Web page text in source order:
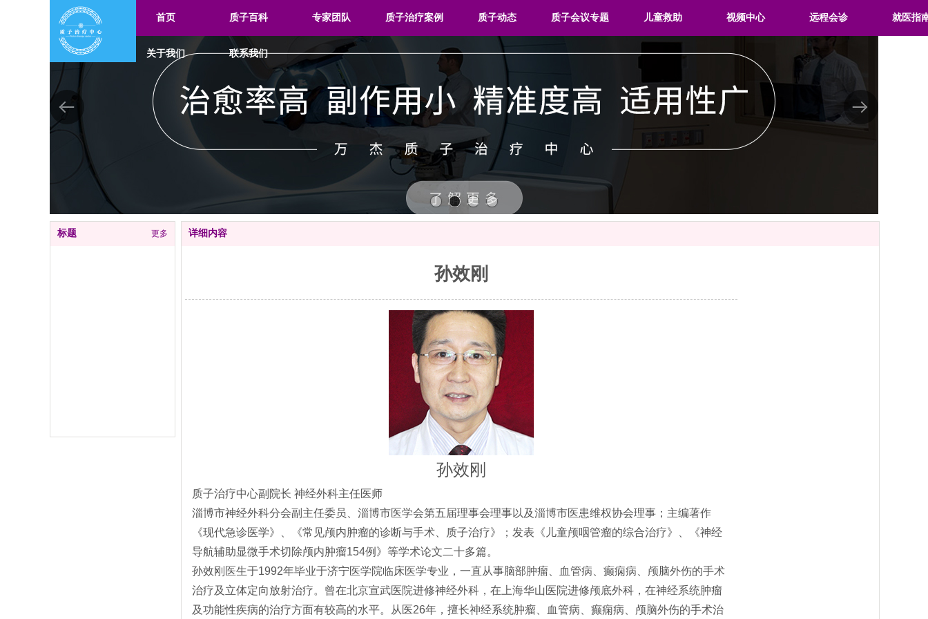
首页 质子百科 专家团队 质子治疗案例 质子动态 质子会议专题 儿童救助 视频中心 远程会诊 就医指
关于我们 联系我们
标题 更多 详细内容
孙效刚
孙效刚
质子治疗中心副院长 神经外科主任医师
淄博市神经外科分会副主任委员、淄博市医学会第五届理事会理事以及淄博市医患维权协会理事；主编著作
《现代急诊医学》、《常见颅内肿瘤的诊断与手术、质子治疗》；发表《儿童颅咽管瘤的综合治疗》、《神经
导航辅助显微手术切除颅内肿瘤154例》等学术论文二十多篇。
孙效刚医生于1992年毕业于济宁医学院临床医学专业，一直从事脑部肿瘤、血管病、癫痫病、颅脑外伤的手术
治疗及立体定向放射治疗。曾在北京宣武医院进修神经外科，在上海华山医院进修颅底外科，在神经系统肿瘤
及功能性疾病的治疗方面有较高的水平。从医26年，擅长神经系统肿瘤、血管病、癫痫病、颅脑外伤的手术治